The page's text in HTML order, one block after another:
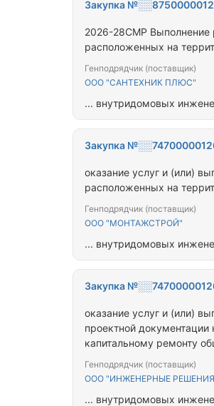
Закупка
2026-28СМР Выполнение
расположенных на
Генподрядчик (поставщик)
ООО "САНТЕХНИК ПЛЮС"
... внутридомовых
Закупка
оказание услуг и (или)
расположенных на
Генподрядчик (поставщик)
ООО "МОНТАЖСТРОЙ"
... внутридомовых
Закупка
оказание услуг и (или)
проектной
капитальному ремонту
Генподрядчик (поставщик)
ООО "ИНЖЕНЕРНЫЕ
... внутридомовых